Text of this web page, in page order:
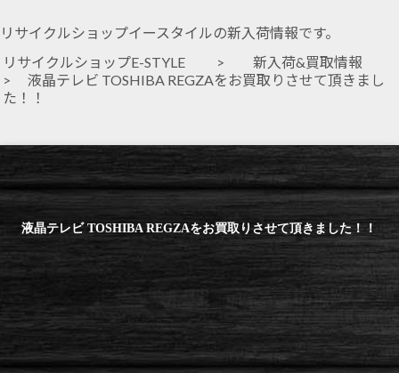
リサイクルショップイースタイルの新入荷情報です。
リサイクルショップE-STYLE
> 新入荷&買取情報
> 液晶テレビ TOSHIBA REGZAをお買取りさせて頂きまし
た！！
液晶テレビ TOSHIBA REGZAをお買取りさせて頂きました！！